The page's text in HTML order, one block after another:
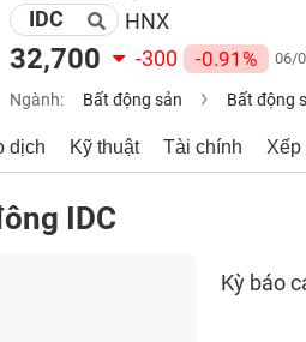
IDC HNX
32,700 -300 -0.91% 06/
Ngành: Bất động sản Bất động
dịch Kỹ thuật Tài chính Xếp
IDC
Kỳ báo